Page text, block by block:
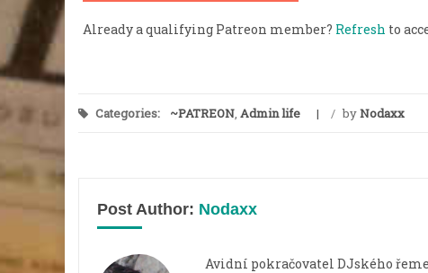
Already a qualifying Patreon member? Refresh to
Categories: ~PATREON, Admin life / byNodaxx
Post Author: Nodaxx
Avidní pokračovatel DJského